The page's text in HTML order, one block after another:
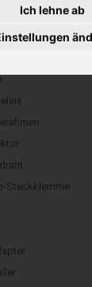
Ich lehne ab
Steckklemme